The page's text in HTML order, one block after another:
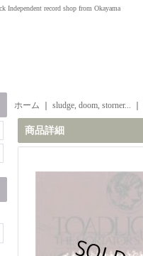
Independent record shop from Okayama
ホーム sludge, doom, storner...
商品詳細